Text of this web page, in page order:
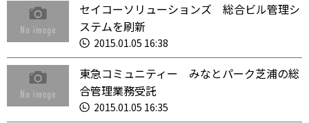
セイコーソリューションズ 総合ビル管理シ
ステムを刷新
2015.01.05 16:38
東急コミュニティー みなとパーク芝浦の総
合管理業務受託
2015.01.05 16:35